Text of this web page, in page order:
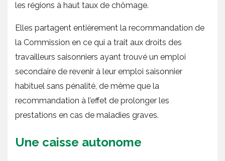
les régions à haut taux de chômage.
Elles partagent entièrement la recommandation de
la Commission en ce qui a trait aux droits des
travailleurs saisonniers ayant trouvé un emploi
secondaire de revenir à leur emploi saisonnier
habituel sans pénalité, de même que la
recommandation à l’effet de prolonger les
prestations en cas de maladies graves.
Une caisse autonome